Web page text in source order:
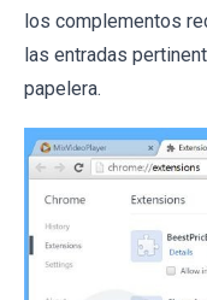
los complementos
las entradas
papelera.